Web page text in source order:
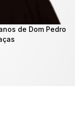
de Dom Pedro